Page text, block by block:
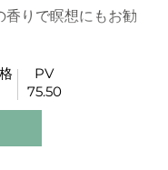
りで瞑想にもお勧
PV
75.50